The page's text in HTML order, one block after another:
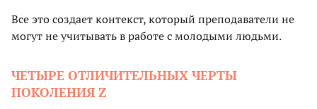
Все это создает контекст, который преподаватели не
могут не учитывать в работе с молодыми людьми.
ЧЕТЫРЕ ОТЛИЧИТЕЛЬНЫХ ЧЕРТЫ
ПОКОЛЕНИЯ Z